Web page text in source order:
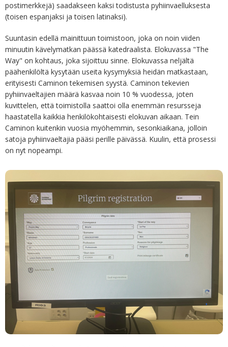
postimerkkejä) saadakseen kaksi todistusta pyhiinvaelluksesta
(toisen espanjaksi ja toisen latinaksi).
Suuntasin edellä mainittuun toimistoon, joka on noin viiden
minuutin kävelymatkan päässä katedraalista. Elokuvassa "The
Way" on kohtaus, joka sijoittuu sinne. Elokuvassa neljältä
päähenkilöltä kysytään useita kysymyksiä heidän matkastaan,
erityisesti Caminon tekemisen syystä. Caminon tekevien
pyhiinvaeltajien määrä kasvaa noin 10 % vuodessa, joten
kuvittelen, että toimistolla saattoi olla enemmän resursseja
haastatella kaikkia henkilökohtaisesti elokuvan aikaan. Tein
Caminon kuitenkin vuosia myöhemmin, sesonkiaikana, jolloin
satoja pyhiinvaeltajia pääsi perille päivässä. Kuulin, että prosessi
on nyt nopeampi.